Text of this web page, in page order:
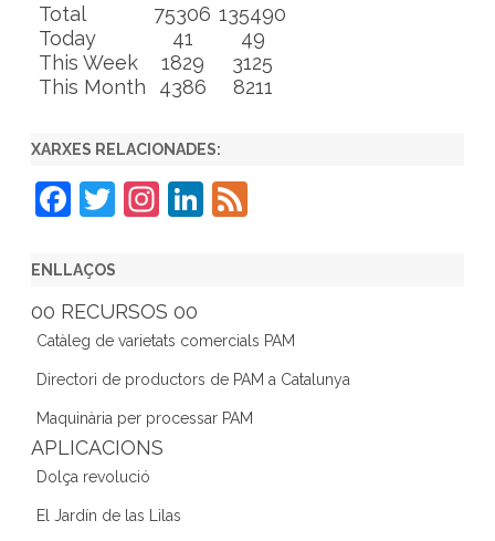
Total 75306 135490
Today
41
49
This Week
1829
3125
This Month
4386 8211
XARXES RELACIONADES:
F
c
e
b
o
o
k
T
er
In
gr
a
m
Li
dI
n
ENLLAÇOS
00 RECURSOS 00
Catàleg de varietats comercials PAM
Directori de productors de PAM a Catalunya
Maquinària per processar PAM
APLICACIONS
Dolça revolució
El Jardín de las Lilas